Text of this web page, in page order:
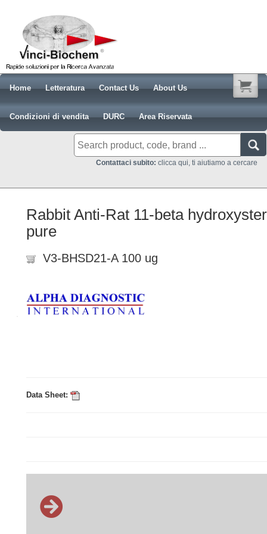
Home Letteratura Contact Us About Us
Condizioni di vendita DURC Area Riservata
Contattaci subito: clicca qui, ti aiutiamo a cercare
Rabbit Anti-Rat 11-beta
pure
V3-BHSD21-A 100 ug
Data Sheet: